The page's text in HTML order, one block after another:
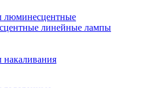
люминесцентные
линейные лампы